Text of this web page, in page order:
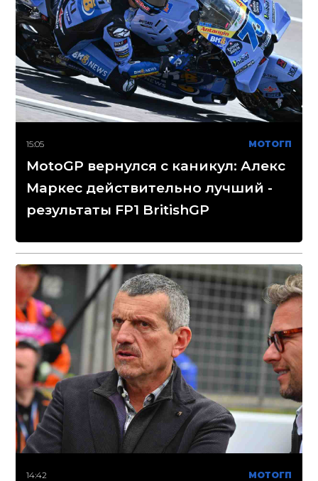
15:05 МОТОГП
MotoGP вернулся с каникул: Алекс
Маркес действительно лучший -
результаты FP1 BritishGP
14:42 МОТОГП